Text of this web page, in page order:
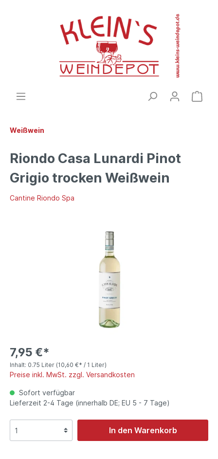
Weißwein
Riondo Casa Lunardi Pinot
Grigio trocken Weißwein
Cantine Riondo Spa
7,95 €*
Inhalt: 0.75 Liter (10,60 €* / 1 Liter)
Preise inkl. MwSt. zzgl. Versandkosten
Sofort verfügbar
Lieferzeit 2-4 Tage (innerhalb DE; EU 5 - 7 Tage)
In den Warenkorb